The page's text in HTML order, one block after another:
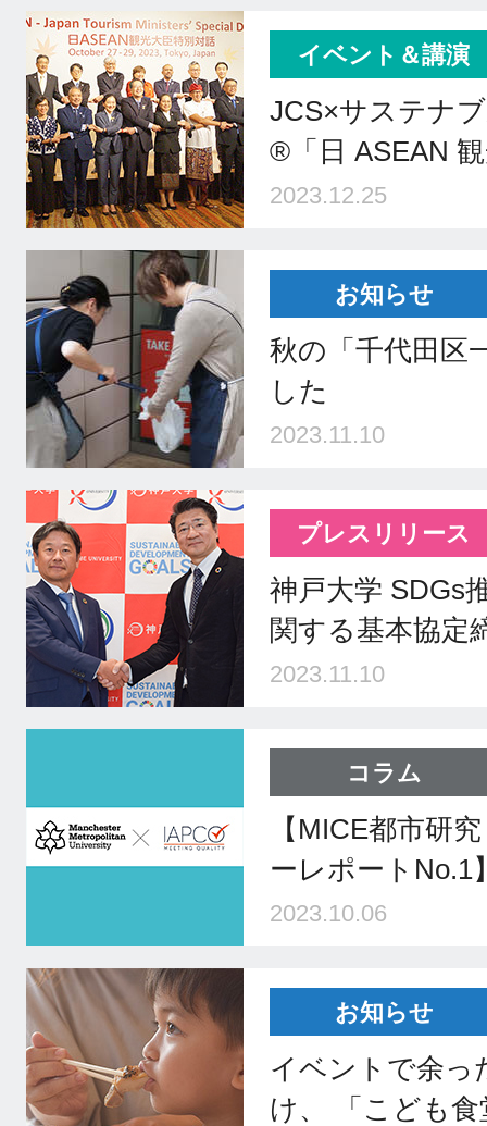
イベント＆講演
JCS×サステナ
®「日 ASEAN
2023.12.25
お知らせ
秋の「千代田区
した
2023.11.10
プレスリリース
神戸大学 SDGs
関する基本協定
2023.11.10
コラム
【MICE都市研
ーレポート
2023.10.06
お知らせ
イベントで余っ
け、 「こども